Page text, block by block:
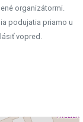
organizátormi.
podujatia priamo u
vopred.